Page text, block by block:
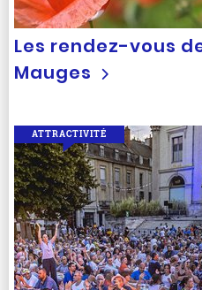
Les rendez-vous
Mauges
ATTRACTIVITÉ